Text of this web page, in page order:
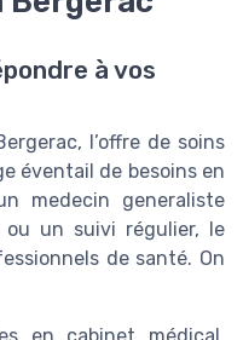
à vos
l’offre de soins
éventail de besoins en
medecin generaliste
un suivi régulier, le
de santé. On
en cabinet médical,